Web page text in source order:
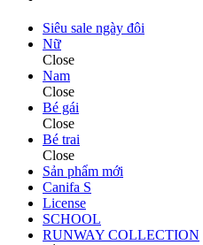
Siêu sale ngày đôi
Nữ
Close
Nam
Close
Bé gái
Close
Bé trai
Close
Sản phẩm mới
Canifa S
License
SCHOOL
RUNWAY COLLECTION